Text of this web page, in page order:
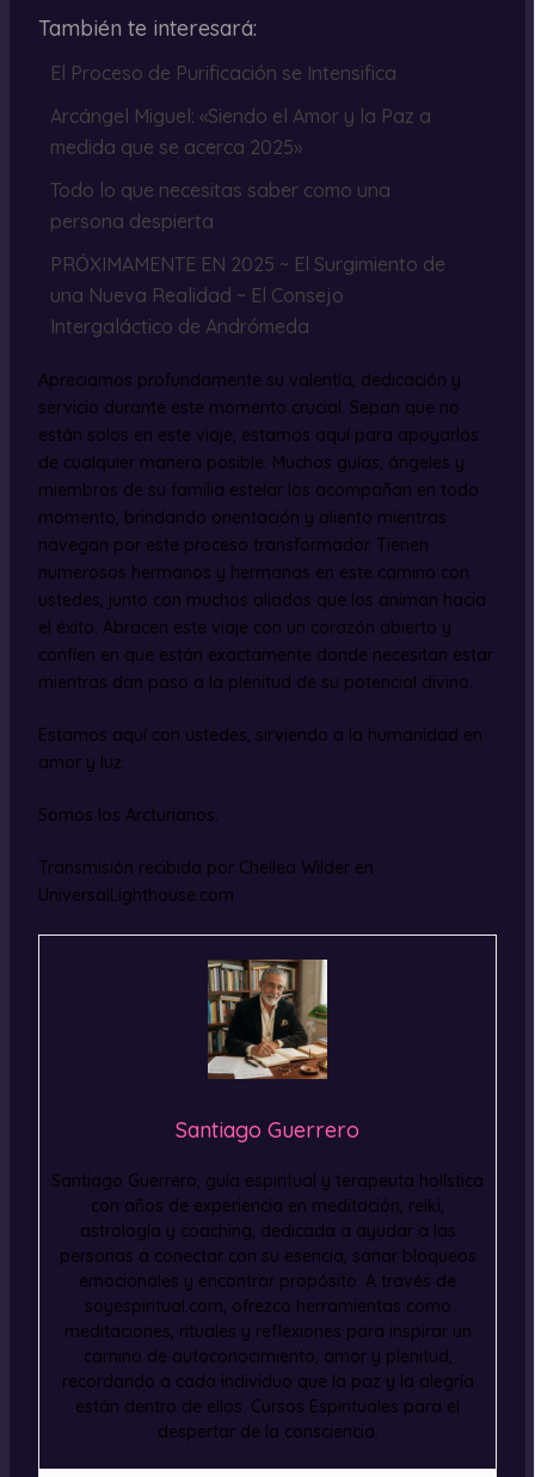
También te interesará:
El Proceso de Purificación se Intensifica
Arcángel Miguel: «Siendo el Amor y la Paz a
medida que se acerca 2025»
Todo lo que necesitas saber como una
persona despierta
PRÓXIMAMENTE EN 2025 ~ El Surgimiento de
una Nueva Realidad ~ El Consejo
Intergaláctico de Andrómeda
Apreciamos profundamente su valentía, dedicación y
servicio durante este momento crucial. Sepan que no
están solos en este viaje; estamos aquí para apoyarlos
de cualquier manera posible. Muchos guías, ángeles y
miembros de su familia estelar los acompañan en todo
momento, brindando orientación y aliento mientras
navegan por este proceso transformador. Tienen
numerosos hermanos y hermanas en este camino con
ustedes, junto con muchos aliados que los animan hacia
el éxito. Abracen este viaje con un corazón abierto y
confíen en que están exactamente donde necesitan estar
mientras dan paso a la plenitud de su potencial divino.
Estamos aquí con ustedes, sirviendo a la humanidad en
amor y luz.
Somos los Arcturianos.
Transmisión recibida por Chellea Wilder en
UniversalLighthouse.com
Santiago Guerrero
Santiago Guerrero, guía espiritual y terapeuta holística
con años de experiencia en meditación, reiki,
astrología y coaching, dedicada a ayudar a las
personas a conectar con su esencia, sanar bloqueos
emocionales y encontrar propósito. A través de
soyespiritual.com, ofrezco herramientas como
meditaciones, rituales y reflexiones para inspirar un
camino de autoconocimiento, amor y plenitud,
recordando a cada individuo que la paz y la alegría
están dentro de ellos. Cursos Espirituales para el
despertar de la consciencia.